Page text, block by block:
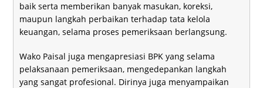
baik serta memberikan banyak masukan, koreksi,
maupun langkah perbaikan terhadap tata kelola
keuangan, selama proses pemeriksaan berlangsung.
Wako Paisal juga mengapresiasi BPK yang selama
pelaksanaan pemeriksaan, mengedepankan langkah
yang sangat profesional. Dirinya juga menyampaikan